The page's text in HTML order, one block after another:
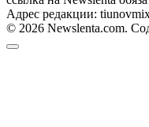
Адрес редакции:
© 2026 Newslenta.com.